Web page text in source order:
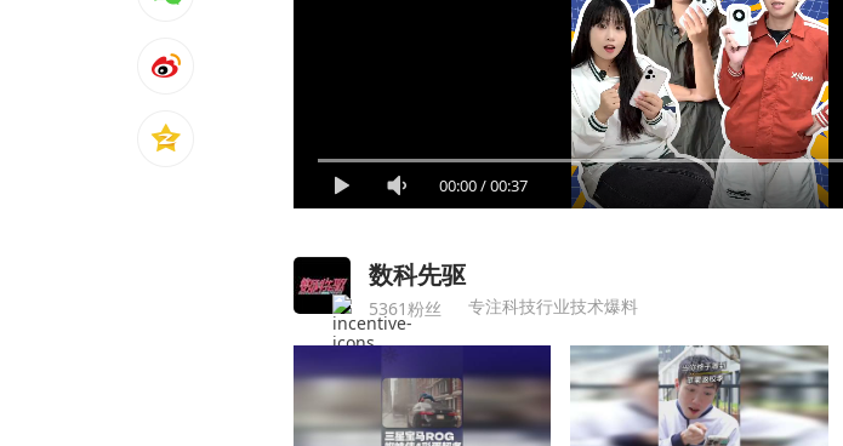
00:00/00:37
数科先驱
5361粉丝 专注科技行业技术爆料